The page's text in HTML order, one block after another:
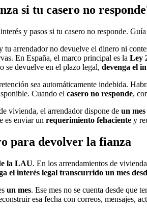
si tu casero no
y pasos si tu casero no responde.
tu arrendador no devuelve el dinero ni
En España, el marco principal es la Ley
se devuelve en el plazo legal, devenga el
sea automáticamente indebida.
Cuando el casero no responde,
vivienda, el arrendador dispone de un
es enviar un requerimiento fehaciente y
para devolver la fianza
la LAU. En los arrendamientos de
el interés legal transcurrido un mes
un mes. Ese mes no se cuenta desde que
esa fecha con correos, mensajes,